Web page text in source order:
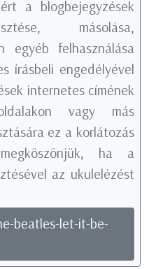
a blogbejegyzések
másolása,
egyéb felhasználása
írásbeli engedélyével
internetes címének
vagy más
ez a korlátozás
ha a
az ukulelézést
beatles-let-it-be-